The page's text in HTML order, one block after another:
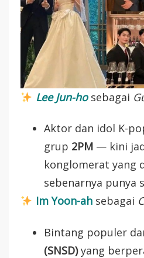
Lee Jun-ho sebagai
Aktor dan idol K-
grup 2PM — kini
konglomerat yang
sebenarnya punya
Im Yoon-ahsebagai
Bintang populer
(SNSD)yang